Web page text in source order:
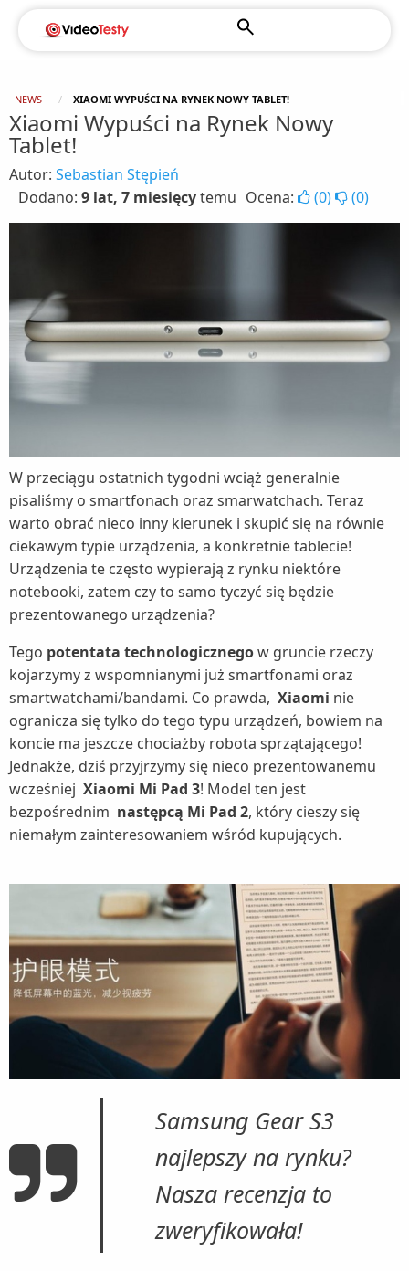
NEWS XIAOMI WYPUŚCI NA RYNEK NOWY TABLET!
Xiaomi Wypuści na Rynek Nowy
Tablet!
Autor: Sebastian Stępień
Dodano: 9 lat, 7 miesięcytemu Ocena: (0) (0)
W przeciągu ostatnich tygodni wciąż generalnie
pisaliśmy o smartfonach oraz smarwatchach. Teraz
warto obrać nieco inny kierunek i skupić się na równie
ciekawym typie urządzenia, a konkretnie tablecie!
Urządzenia te często wypierają z rynku niektóre
notebooki, zatem czy to samo tyczyć się będzie
prezentowanego urządzenia?
Tego potentata technologicznegow gruncie rzeczy
kojarzymy z wspomnianymi już smartfonami oraz
smartwatchami/bandami. Co prawda, Xiaomi nie
ogranicza się tylko do tego typu urządzeń, bowiem na
koncie ma jeszcze chociażby robota sprzątającego!
Jednakże, dziś przyjrzymy się nieco prezentowanemu
wcześniej Xiaomi Mi Pad 3! Model ten jest
bezpośrednim następcą Mi Pad 2, który cieszy się
niemałym zainteresowaniem wśród kupujących.
Samsung Gear S3
najlepszy na rynku?
Nasza recenzja to
zweryfikowała!